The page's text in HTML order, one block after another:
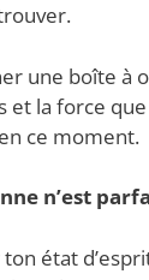
une boîte à
la force
ce moment.
n’est
état